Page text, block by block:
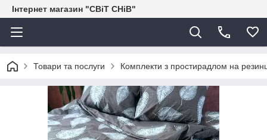
Інтернет магазин "СВіТ СНіВ"
Товари та послуги Комплекти з простирадлом на